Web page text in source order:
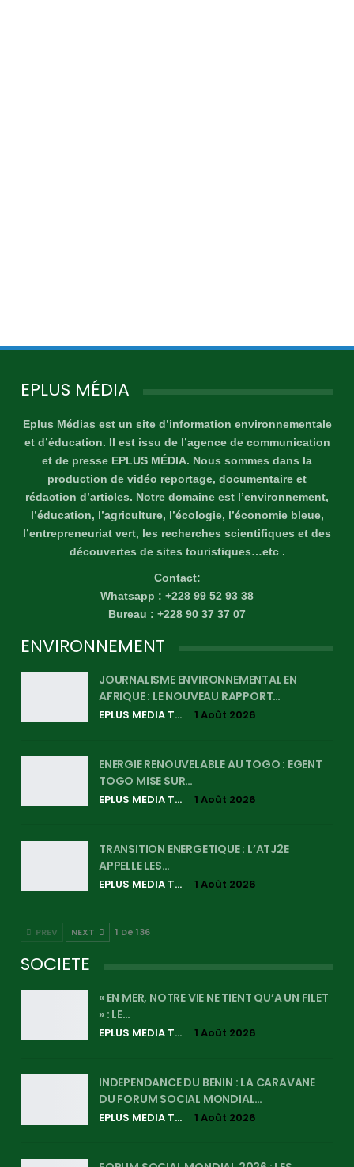
EPLUS MÉDIA
Eplus Médias est un site d’information environnementale
et d’éducation. Il est issu de l’agence de communication
et de presse EPLUS MÉDIA. Nous sommes dans la
production de vidéo reportage, documentaire et
rédaction d’articles. Notre domaine est l’environnement,
l’éducation, l’agriculture, l’écologie, l’économie bleue,
l’entrepreneuriat vert, les recherches scientifiques et des
découvertes de sites touristiques…etc .
Contact:
Whatsapp : +228 99 52 93 38
Bureau : +228 90 37 37 07
ENVIRONNEMENT
JOURNALISME ENVIRONNEMENTAL EN
AFRIQUE : LE NOUVEAU RAPPORT…
EPLUS MEDIA TV 1 Août 2026
ENERGIE RENOUVELABLE AU TOGO : EGENT
TOGO MISE SUR…
EPLUS MEDIA TV 1 Août 2026
TRANSITION ENERGETIQUE : L’ATJ2E
APPELLE LES…
EPLUS MEDIA TV 1 Août 2026
PREV NEXT 1 De 136
SOCIETE
« EN MER, NOTRE VIE NE TIENT QU’A UN FILET
» : LE…
EPLUS MEDIA TV 1 Août 2026
INDEPENDANCE DU BENIN : LA CARAVANE
DU FORUM SOCIAL MONDIAL…
EPLUS MEDIA TV 1 Août 2026